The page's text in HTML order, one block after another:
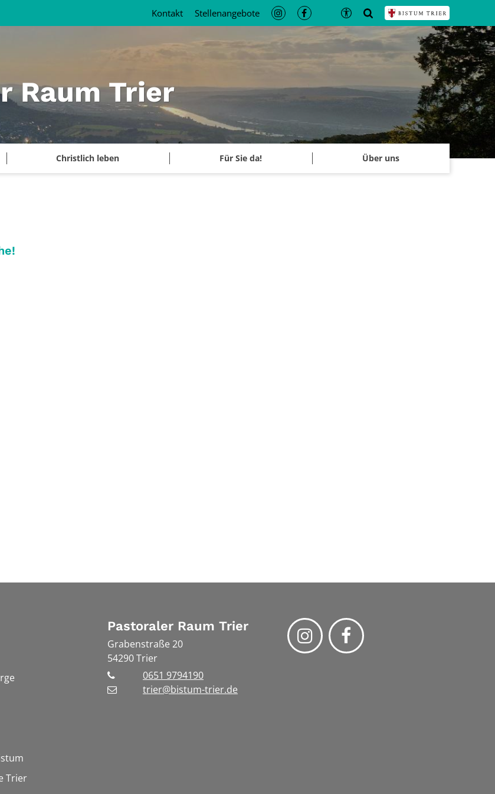
Raum Trier
Christlich leben Für Sie da! Über uns
Kontakt Stellenangebote
Trier
Pastoraler Raum Trier
Grabenstraße 20
54290Trier
0651 9794190
trier@bistum-trier.de